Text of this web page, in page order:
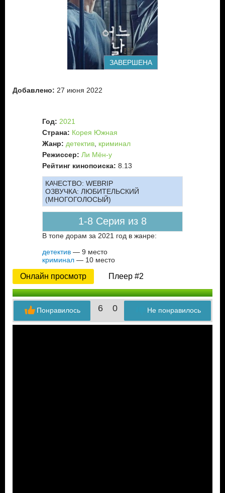
Шин Чжун Хан - единственный адвокат, готовый помочь Ким
Хен Су. Едва окончив юридическую школу, ему в руки
попадает громкое дело, и в итоге его ничем не
примечательная жизнь выходит на новый уровень.
Теперь задача юного адвоката во-первых, уберечь своего
такого же юного подзащитного не сболтнуть лишнего
следователям. А во-вторых, в ускоренном режиме самому
заняться расследованием произошедшего, чтобы найти
этими сложными задачами, и достичь своих целей: спасти
невиновного от несправедливого приговора и наказать
ЗАВЕРШЕНА
Добавлено: 27 июня 2022
Год: 2021
Страна: Корея Южная
Жанр: детектив криминал
Режиссер: Ли Мён-у
Рейтинг кинопоиска: 8.13
КАЧЕСТВО: WEBRIP
ОЗВУЧКА: ЛЮБИТЕЛЬСКИЙ
(МНОГОГОЛОСЫЙ)
1-8 Серия из 8
В топе дорам за 2021 год в жанре:
детектив — 9 место
криминал — 10 место
Онлайн просмотр Плеер #2
6 0 Не понравилось
Понравилось